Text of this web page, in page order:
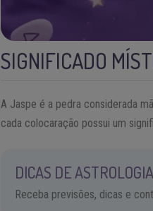
SIGNIFICADO
A Jaspe é a pedra considerada
cada colocaração possui um
DICAS DE
Receba previsões, dicas e